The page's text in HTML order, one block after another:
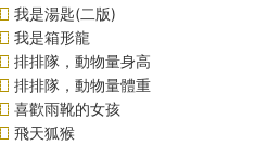
我是湯匙(二版)
我是箱形龍
排排隊，動物量身高
排排隊，動物量體重
喜歡雨靴的女孩
飛天狐猴